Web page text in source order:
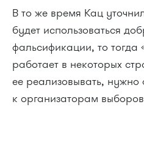
В то же время Кац
будет использоваться
фальсификации, то тогда
работает в некоторых
ее реализовывать, нужно
к организаторам